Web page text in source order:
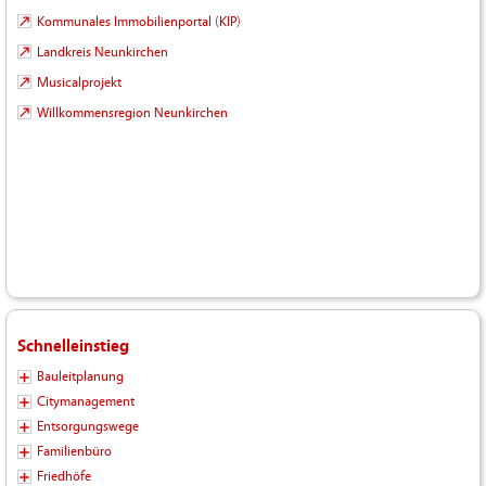
Kommunales Immobilienportal (KIP)
Landkreis Neunkirchen
Musicalprojekt
Willkommensregion Neunkirchen
Schnelleinstieg
Bauleitplanung
Citymanagement
Entsorgungswege
Familienbüro
Friedhöfe